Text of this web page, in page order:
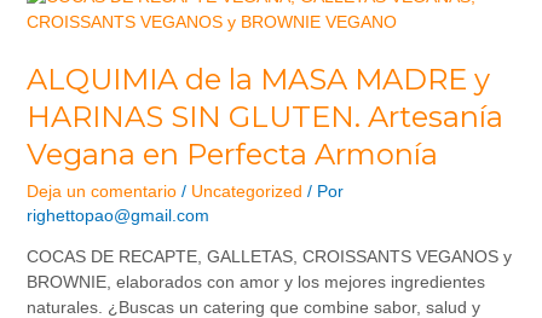
ALQUIMIA de la MASA MADRE y
HARINAS SIN GLUTEN. Artesanía
Vegana en Perfecta Armonía
Deja un comentario / Uncategorized / Por
righettopao@gmail.com
COCAS DE RECAPTE, GALLETAS, CROISSANTS VEGANOS y
BROWNIE, elaborados con amor y los mejores ingredientes
naturales. ¿Buscas un catering que combine sabor, salud y